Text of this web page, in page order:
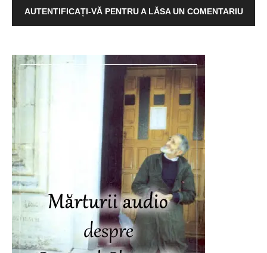
AUTENTIFICAȚI-VĂ PENTRU A LĂSA UN COMENTARIU